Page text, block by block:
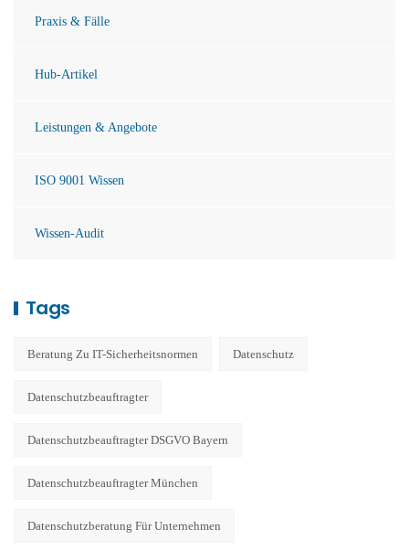
Praxis & Fälle
Hub-Artikel
Leistungen & Angebote
ISO 9001 Wissen
Wissen-Audit
Tags
Beratung Zu IT-Sicherheitsnormen Datenschutz
Datenschutzbeauftragter
Datenschutzbeauftragter DSGVO Bayern
Datenschutzbeauftragter München
Datenschutzberatung Für Unternehmen